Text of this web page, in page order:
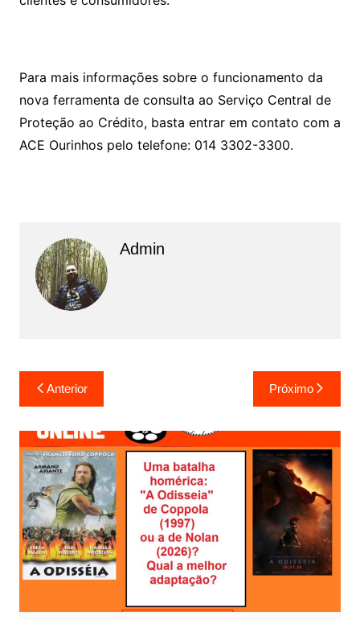
Para mais informações sobre o funcionamento da
nova ferramenta de consulta ao Serviço Central de
Proteção ao Crédito, basta entrar em contato com a
ACE Ourinhos pelo telefone: 014 3302-3300.
Admin
a
v
e
g
a
ç
ã
o
d
Anterior Próximo